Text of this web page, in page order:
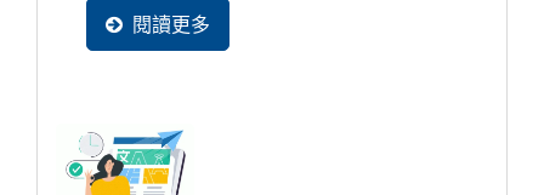
閱讀更多